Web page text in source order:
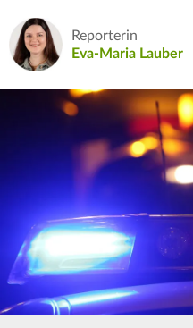
Reporterin
Eva-Maria Lauber